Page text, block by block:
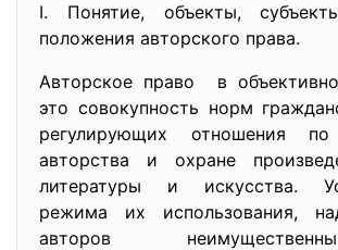
I. Понятие, объекты,
положения авторского права.
Авторское право в
это совокупность норм
регулирующих отношения по
авторства и охране
литературы и искусства.
режима их использования,
авторов